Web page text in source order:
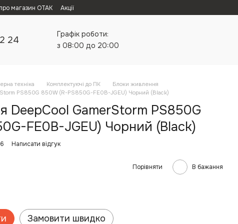
магазин ОТАК Акції
24
Графік роботи:
з 08:00 до 20:00
техніка Комплектуючі до ПК
Блоки живлення
PS850G 850W (R-PS850G-FE0B-JGEU) Чорний (Black)
DeepCool GamerStorm PS850G
FE0B-JGEU) Чорний (Black)
Написати відгук
Порівняти В бажання
Замовити швидко